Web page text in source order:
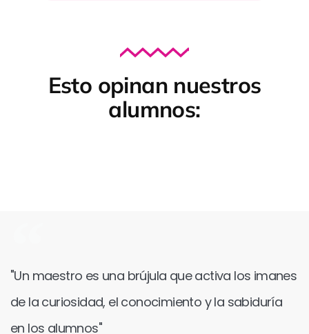
Esto opinan nuestros
alumnos:
"Un maestro es una brújula que activa los imanes
de la curiosidad, el conocimiento y la sabiduría
en los alumnos"